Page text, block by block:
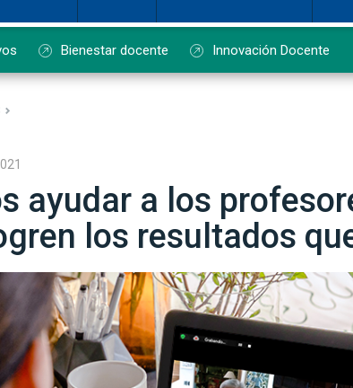
Bienestar docente Innovación Docente
ayudar a los
los resultados